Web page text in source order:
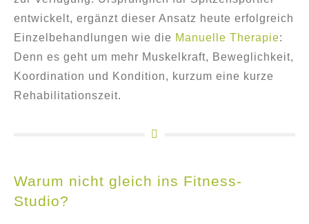
entwickelt, ergänzt dieser Ansatz heute erfolgreich
Einzelbehandlungen wie die Manuelle Therapie:
Denn es geht um mehr Muskelkraft, Beweglichkeit,
Koordination und Kondition, kurzum eine kurze
Rehabilitationszeit.
Warum nicht gleich ins Fitness-
Studio?